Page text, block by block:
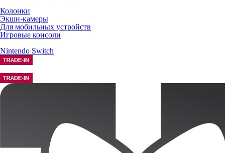
Колонки
Экшн-камеры
Для мобильных устройств
Игровые консоли
Nintendo Switch